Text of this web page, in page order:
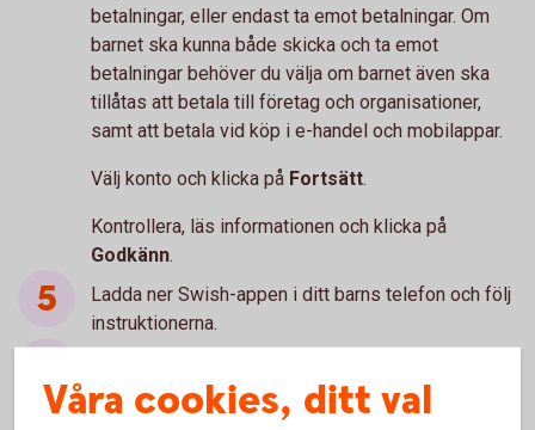
betalningar, eller endast ta emot betalningar. Om
barnet ska kunna både skicka och ta emot
betalningar behöver du välja om barnet även ska
tillåtas att betala till företag och organisationer,
samt att betala vid köp i e-handel och mobilappar.
Välj konto och klicka på Fortsätt.
Kontrollera, läs informationen och klicka på
Godkänn.
Ladda ner Swish-appen i ditt barns telefon och följ
instruktionerna.
Våra cookies, ditt val